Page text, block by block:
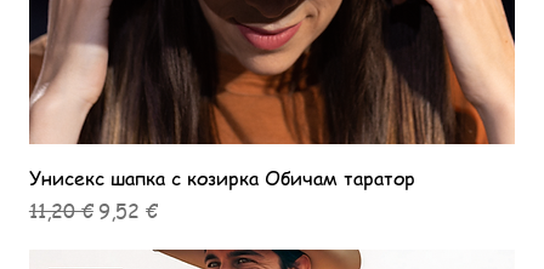
Унисекс шапка с козирка Обичам таратор
Редовна цена
11,20 € Продажна цена
9,52 €